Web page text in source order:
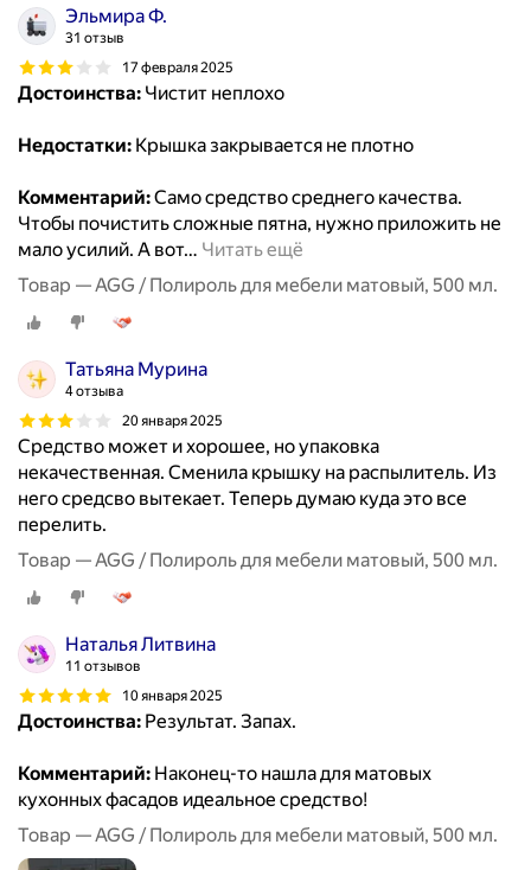
Эльмира Ф.
31 отзыв
17 февраля 2025
Достоинства: Чистит неплохо
Недостатки: Крышка закрывается не плотно
Комментарий:Само средство среднего качества.
Чтобы почистить сложные пятна, нужно приложить не
мало усилий. А вот… Читать ещё
Товар — AGG / Полироль для мебели матовый, 500 мл.
Татьяна Мурина
4 отзыва
20 января 2025
Средство может и хорошее, но упаковка
некачественная. Сменила крышку на распылитель. Из
него средсво вытекает. Теперь думаю куда это все
перелить.
Товар — AGG / Полироль для мебели матовый, 500 мл.
Наталья Литвина
11 отзывов
10 января 2025
Достоинства: Результат. Запах.
Комментарий: Наконец-то нашла для матовых
кухонных фасадов идеальное средство!
Товар — AGG / Полироль для мебели матовый, 500 мл.